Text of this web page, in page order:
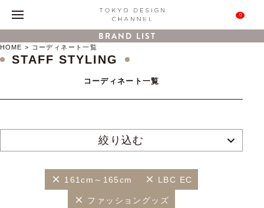
0
BRAND LIST
HOME コーディネート一覧
STAFF STYLING
コーディネート一覧
絞り込む
161cm～165cm LBC EC
ファッショングッズ